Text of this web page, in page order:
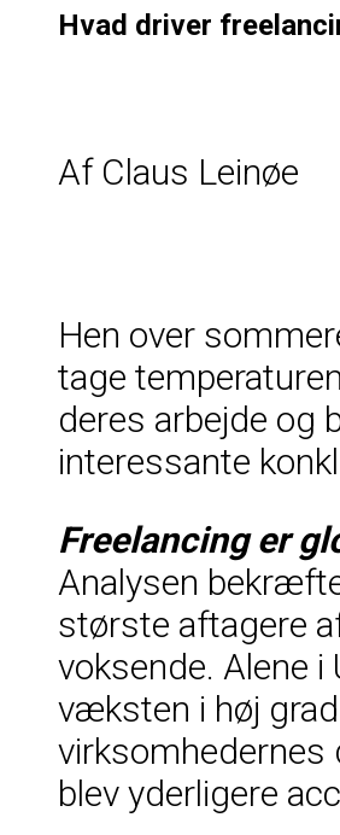
Hvad driver
Af Claus Leinøe
Hen over
tage
deres arbejde og
interessante
Freelancing er
Analysen
største aftagere
voksende. Alene
væksten i høj
virksomhedernes
blev yderligere